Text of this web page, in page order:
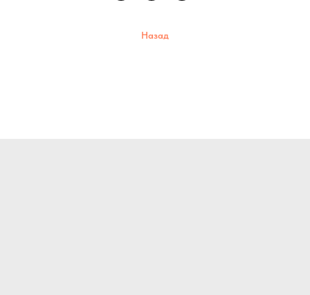
Назад